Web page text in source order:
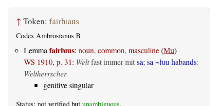
↑ Token: fairƕaus
Codex Ambrosianus B
Lemma fairƕus: noun, common, masculine(Mu)
WS 1910, p. 31: Weltfast immer mitsa; sa ~ƕu habands:
Weltherrscher
genitive singular
Status: not verified but unambiguous.